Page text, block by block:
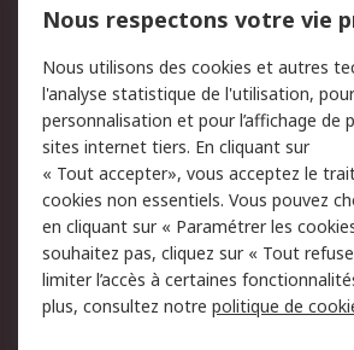
750.000 produits
2.500
Retours
Track & trace
Legal
Politique de cookies
Politique de protection
des données - Mise à
jour
de
Nous respectons votre vie
Nous utilisons des cookies et autres
l'analyse statistique de l'utilisation,
personnalisation et pour l’affichage de
sites internet tiers. En cliquant sur
« Tout accepter», vous acceptez le
cookies non essentiels. Vous pouvez
en cliquant sur « Paramétrer les
souhaitez pas, cliquez sur « Tout
limiter l’accès à certaines
plus, consultez notre politique de